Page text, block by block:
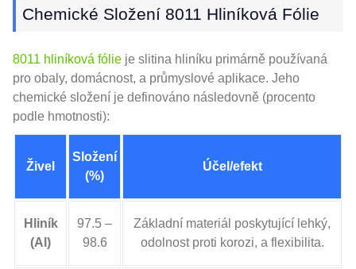
Chemické Složení 8011 Hliníková Fólie
8011 hliníková fólie je slitina hliníku primárně používaná
pro obaly, domácnost, a průmyslové aplikace. Jeho
chemické složení je definováno následovně (procento
podle hmotnosti):
Živel
Složení
(%)
Účel/efekt
Hliník
(Al)
97.5 –
98.6
Základní materiál poskytující lehký,
odolnost proti korozi, a flexibilita.